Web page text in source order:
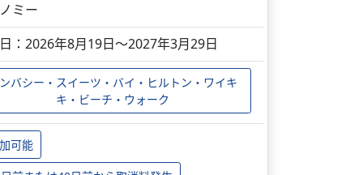
ミー
：2026年8月19日～2027年3月29日
バシー・スイーツ・バイ・ヒルトン・ワイキ
キ・ビーチ・ウォーク
可能